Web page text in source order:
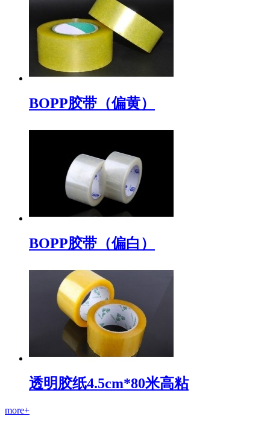
BOPP胶带（偏黄）
BOPP胶带（偏白）
透明胶纸4.5cm*80米高粘
more+